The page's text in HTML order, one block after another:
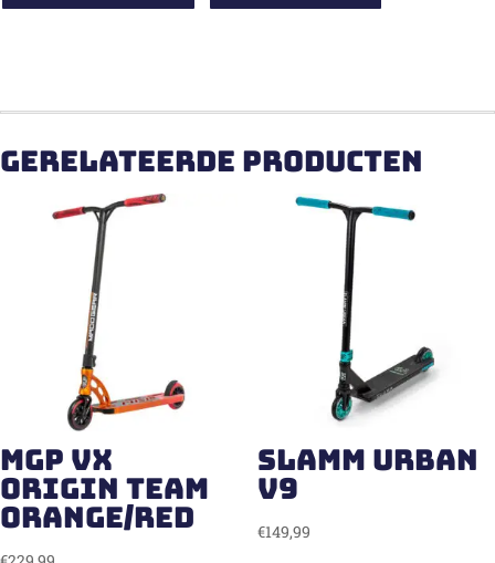
Gerelateerde producten
MGP VX
Origin Team
Orange/Red
Slamm Urban
V9
€149,99